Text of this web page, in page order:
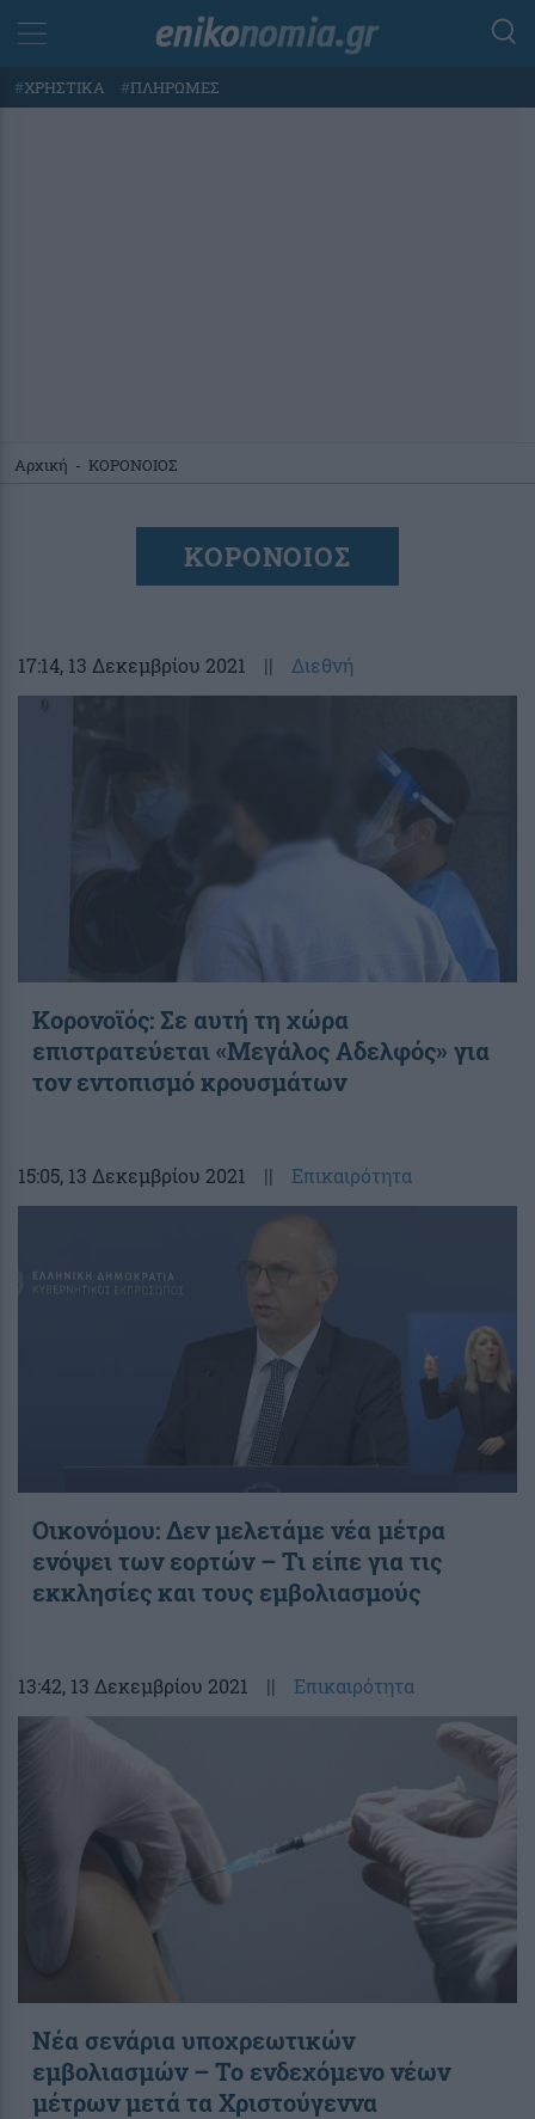
#ΧΡΗΣΤΙΚΑ #ΠΛΗΡΩΜΕΣ
Αρχική - ΚΟΡΟΝΟΙΟΣ
ΚΟΡΟΝΟΙΟΣ
17:14, 13 Δεκεμβρίου 2021 || Διεθνή
Κορονοϊός: Σε αυτή τη χώρα
επιστρατεύεται «Μεγάλος Αδελφός» για
τον εντοπισμό κρουσμάτων
15:05, 13 Δεκεμβρίου 2021 || Επικαιρότητα
Οικονόμου: Δεν μελετάμε νέα μέτρα
ενόψει των εορτών – Τι είπε για τις
εκκλησίες και τους εμβολιασμούς
13:42, 13 Δεκεμβρίου 2021 || Επικαιρότητα
Νέα σενάρια υποχρεωτικών
εμβολιασμών – Το ενδεχόμενο νέων
μέτρων μετά τα Χριστούγεννα